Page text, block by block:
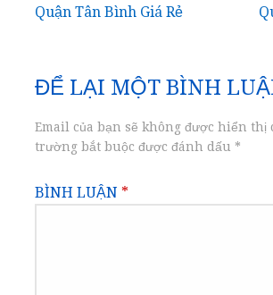
bài
viết
Quận Tân Bình Giá Rẻ
ĐỂ LẠI MỘT BÌNH
Email của bạn sẽ không được hiển thị
trường bắt buộc được đánh dấu *
BÌNH LUẬN *